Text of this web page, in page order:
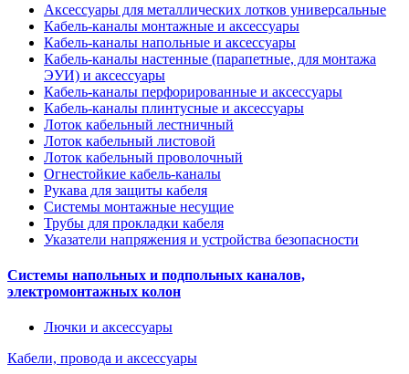
Аксессуары для металлических лотков универсальные
Кабель-каналы монтажные и аксессуары
Кабель-каналы напольные и аксессуары
Кабель-каналы настенные (парапетные, для монтажа
ЭУИ) и аксессуары
Кабель-каналы перфорированные и аксессуары
Кабель-каналы плинтусные и аксессуары
Лоток кабельный лестничный
Лоток кабельный листовой
Лоток кабельный проволочный
Огнестойкие кабель-каналы
Рукава для защиты кабеля
Системы монтажные несущие
Трубы для прокладки кабеля
Указатели напряжения и устройства безопасности
Системы напольных и подпольных каналов,
электромонтажных колон
Лючки и аксессуары
Кабели, провода и аксессуары